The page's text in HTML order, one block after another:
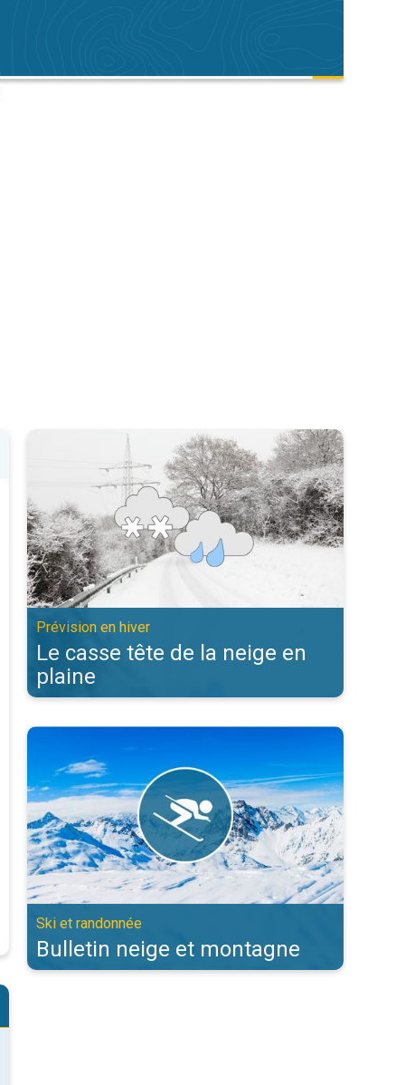
Le casse tête de la neige en plaine. Prévision en hiver. . .
Prévision en hiver
Le casse tête de la neige en
plaine
Bulletin neige et montagne. Ski et randonnée. . .
Ski et randonnée
Bulletin neige et montagne